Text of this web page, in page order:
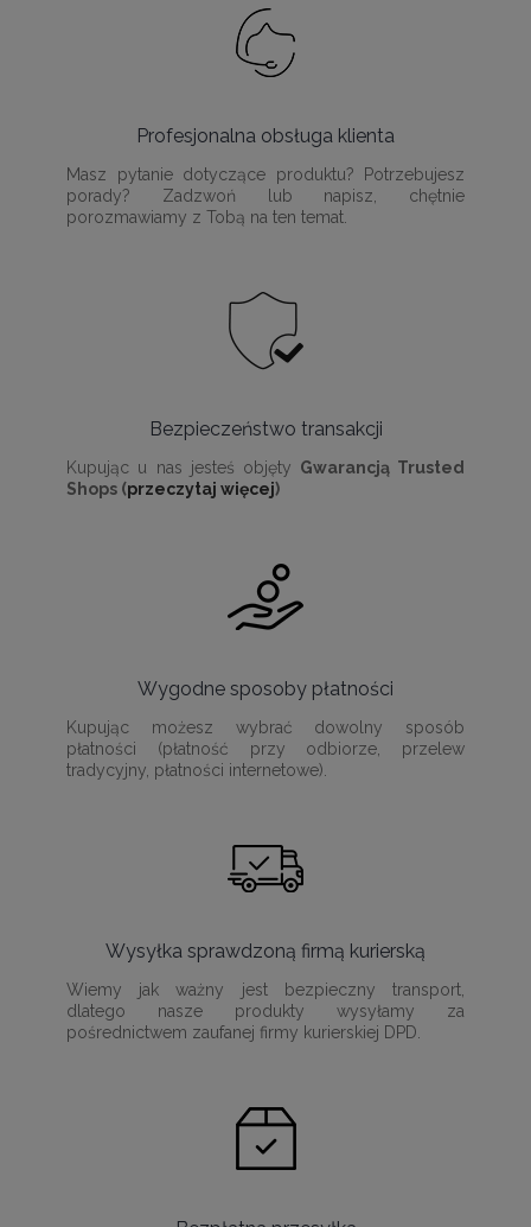
Profesjonalna obsługa klienta
Masz pytanie dotyczące produktu? Potrzebujesz
porady? Zadzwoń lub napisz, chętnie
porozmawiamy z Tobą na ten temat.
Bezpieczeństwo transakcji
Kupując u nas jesteś objęty Gwarancją Trusted
Shops (przeczytaj więcej)
Wygodne sposoby płatności
Kupując możesz wybrać dowolny sposób
płatności (płatność przy odbiorze, przelew
tradycyjny, płatności internetowe).
Wysyłka sprawdzoną firmą kurierską
Wiemy jak ważny jest bezpieczny transport,
dlatego nasze produkty wysyłamy za
pośrednictwem zaufanej firmy kurierskiej DPD.